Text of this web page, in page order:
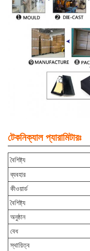
টেকনিক্যাল প্যারামিটারঃ
বৈশিষ্ট্য
ব্যবহার
কীওয়ার্ড
বৈশিষ্ট্য
অনুষ্ঠান
বেধ
স্থায়িত্ব